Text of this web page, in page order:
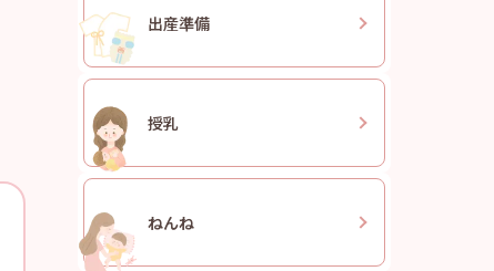
出産準備
授乳
ねんね